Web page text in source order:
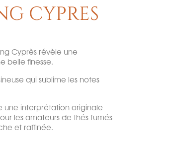
CYPRES
Cyprès révèle une
belle finesse.
qui sublime les notes
une interprétation originale
les amateurs de thés fumés
et raffinée.